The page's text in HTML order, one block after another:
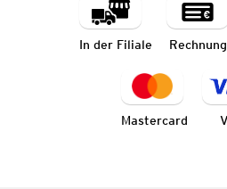
In der Filiale Rechnung
Mastercard